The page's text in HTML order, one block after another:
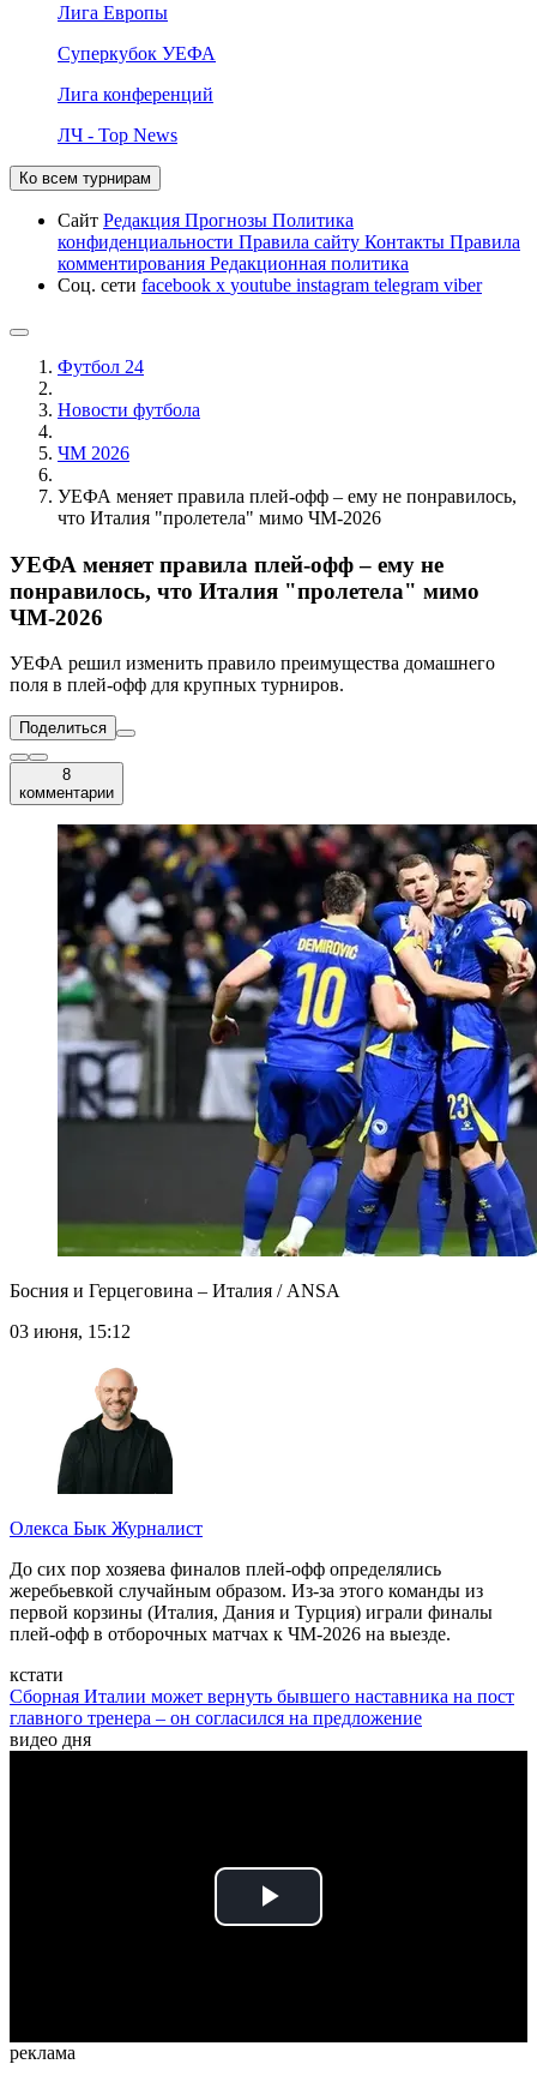
Лига Европы
Суперкубок УЕФА
Лига конференций
ЛЧ - Top News
Ко всем турнирам
Сайт Редакция Прогнозы Политика
конфиденциальности Правила сайту Контакты Правила
комментирования Редакционная политика
Соц. сети facebook x youtube instagram telegram viber
Футбол 24
Новости футбола
ЧМ 2026
УЕФА меняет правила плей-офф – ему не понравилось,
что Италия "пролетела" мимо ЧМ-2026
УЕФА меняет правила плей-офф – ему не
понравилось, что Италия "пролетела" мимо
ЧМ-2026
УЕФА решил изменить правило преимущества домашнего
поля в плей-офф для крупных турниров.
Поделиться
8
комментарии
Босния и Герцеговина – Италия / ANSA
03 июня, 15:12
Олекса Бык Журналист
До сих пор хозяева финалов плей-офф определялись
жеребьевкой случайным образом. Из-за этого команды из
первой корзины (Италия, Дания и Турция) играли финалы
плей-офф в отборочных матчах к ЧМ-2026 на выезде.
кстати
Сборная Италии может вернуть бывшего наставника на пост
главного тренера – он согласился на предложение
видео дня
Play
реклама